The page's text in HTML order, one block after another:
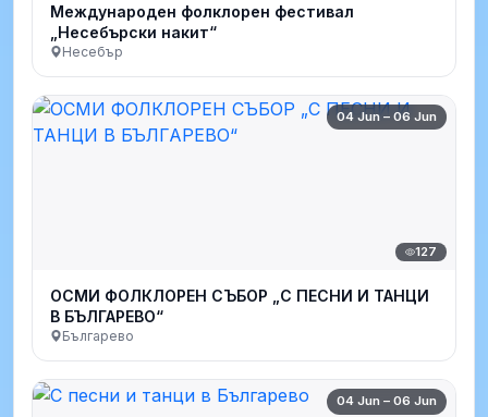
Международен фолклорен фестивал
„Несебърски накит“
Несебър
04 Jun – 06 Jun
127
ОСМИ ФОЛКЛОРЕН СЪБОР „С ПЕСНИ И ТАНЦИ
В БЪЛГАРЕВО“
Българево
04 Jun – 06 Jun